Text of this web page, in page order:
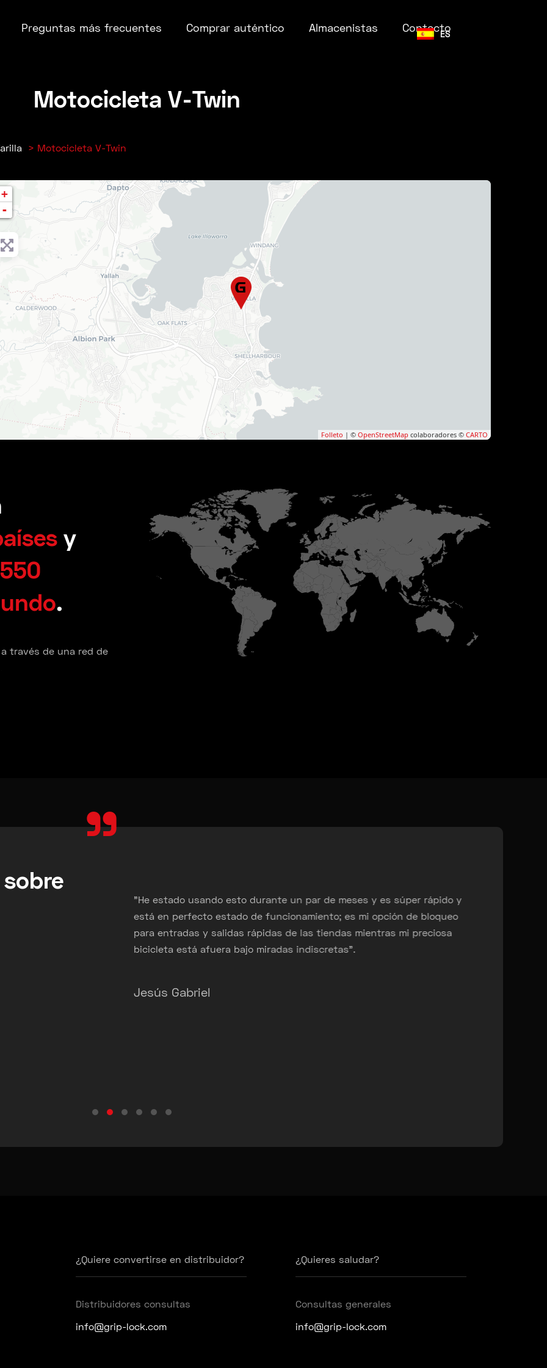
Preguntas más frecuentes Comprar auténtico Almacenistas Contacto
Motocicleta V-Twin
Motocicleta V-Twin
+
-
Folleto | © OpenStreetMap colaboradores © CARTO
y
550
.
través de una red de
""He estado usando esto durante un par de meses y es súper rápido y
está en perfecto estado de funcionamiento; es mi opción de bloqueo
para entradas y salidas rápidas de las tiendas mientras mi preciosa
bicicleta está afuera bajo miradas indiscretas".
Jesús Gabriel
¿Quiere convertirse en distribuidor?
Distribuidores consultas
info@grip-lock.com
¿Quieres saludar?
Consultas generales
info@grip-lock.com
ES